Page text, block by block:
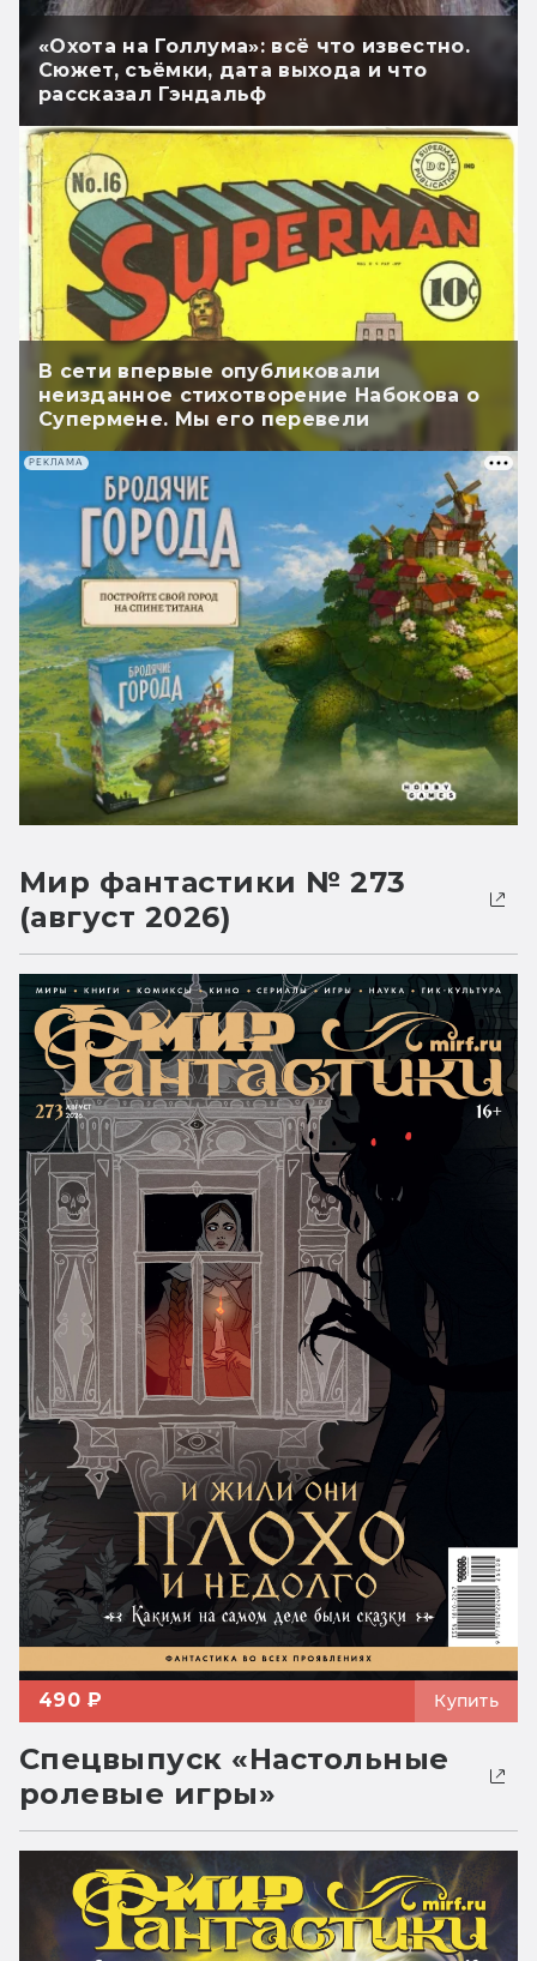
«Охота на Голлума»: всё что известно.
Сюжет, съёмки, дата выхода и что
рассказал Гэндальф
В сети впервые опубликовали
неизданное стихотворение Набокова о
Супермене. Мы его перевели
РЕКЛАМА
Мир фантастики № 273
(август 2026)
490 ₽ Купить
Спецвыпуск «Настольные
ролевые игры»